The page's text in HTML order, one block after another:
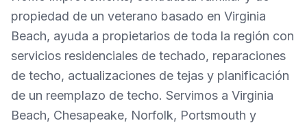
propiedad de un veterano basado en Virginia
Beach, ayuda a propietarios de toda la región con
servicios residenciales de techado, reparaciones
de techo, actualizaciones de tejas y planificación
de un reemplazo de techo. Servimos a Virginia
Beach, Chesapeake, Norfolk, Portsmouth y